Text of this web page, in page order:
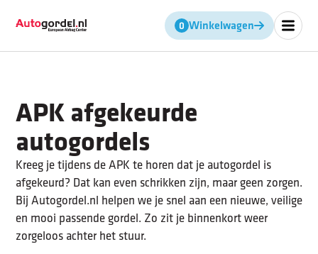
Winkelwagen
Geen producten in de
APK afgekeurde
autogordels
Kreeg je tijdens de APK te horen dat je autogordel is
afgekeurd? Dat kan even schrikken zijn, maar geen zorgen.
Bij Autogordel.nl helpen we je snel aan een nieuwe, veilige
en mooi passende gordel. Zo zit je binnenkort weer
zorgeloos achter het stuur.